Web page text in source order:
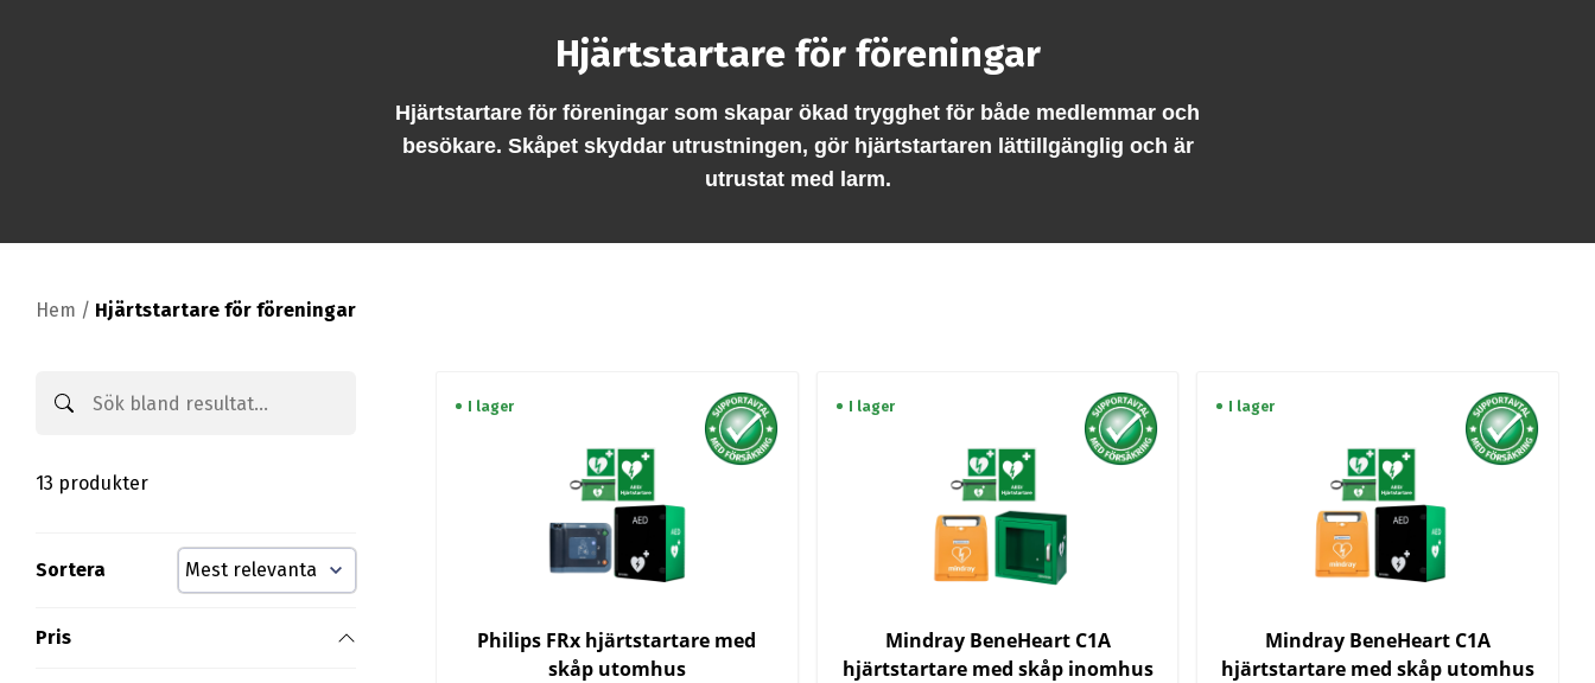
Hjärtstartare för föreningar
Hjärtstartare för föreningar som skapar ökad trygghet för både medlemmar och
besökare. Skåpet skyddar utrustningen, gör hjärtstartaren lättillgänglig och är
utrustat med larm.
Hem / Hjärtstartare för föreningar
13 produkter
Sortera
Pris
I lager
Philips FRx hjärtstartare med
skåp utomhus
I lager
Mindray BeneHeart C1A
hjärtstartare med skåp inomhus
I lager
Mindray BeneHeart C1A
hjärtstartare med skåp utomhus